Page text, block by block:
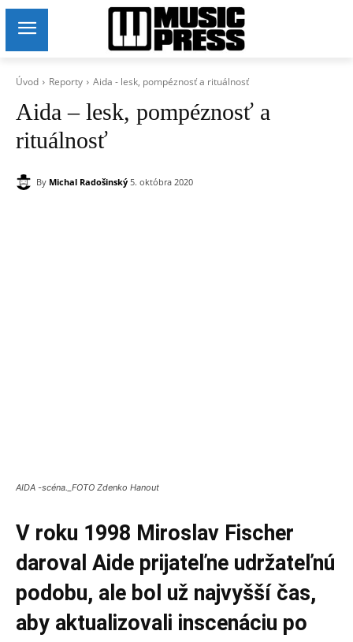
Úvod Reporty Aida - lesk, pompéznosť a rituálnosť
Aida – lesk, pompéznosť a
rituálnosť
By Michal Radošinský 5. októbra 2020
AIDA -scéna._FOTO Zdenko Hanout
V roku 1998 Miroslav Fischer
daroval Aide prijateľne udržateľnú
podobu, ale bol už najvyšší čas,
aby aktualizovali inscenáciu po